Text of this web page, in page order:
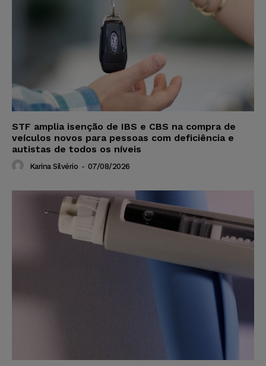
STF amplia isenção de IBS e CBS na compra de
veículos novos para pessoas com deficiência e
autistas de todos os níveis
Karina Silvério - 07/08/2026